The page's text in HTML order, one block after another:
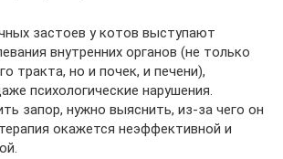
застоев у котов выступают
внутренних органов (не только
тракта, но и почек, и печени),
психологические нарушения.
запор, нужно выяснить, из-за чего он
окажется неэффективной и